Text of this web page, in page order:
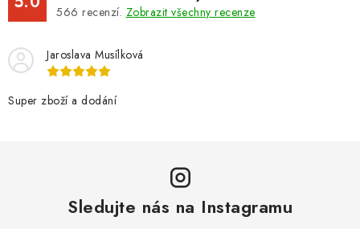
566 recenzí. Zobrazit všechny recenze
Jaroslava Musílková
Super zboží a dodání
Sledujte nás na Instagramu